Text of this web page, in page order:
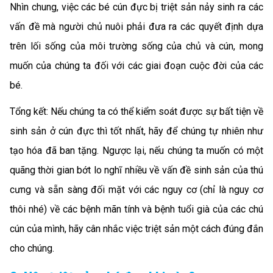
Nhìn chung, việc các bé cún đực bị triệt sản nảy sinh ra các
vấn đề mà người chủ nuôi phải đưa ra các quyết định dựa
trên lối sống của môi trường sống của chủ và cún, mong
muốn của chúng ta đối với các giai đoạn cuộc đời của các
bé.
Tổng kết: Nếu chúng ta có thể kiểm soát được sự bất tiện về
sinh sản ở cún đực thì tốt nhất, hãy để chúng tự nhiên như
tạo hóa đã ban tặng. Ngược lại, nếu chúng ta muốn có một
quãng thời gian bớt lo nghĩ nhiều về vấn đề sinh sản của thú
cưng và sẵn sàng đối mặt với các nguy cơ (chỉ là nguy cơ
thôi nhé) về các bệnh mãn tính và bệnh tuổi già của các chú
cún của mình, hãy cân nhắc việc triệt sản một cách đúng đắn
cho chúng.